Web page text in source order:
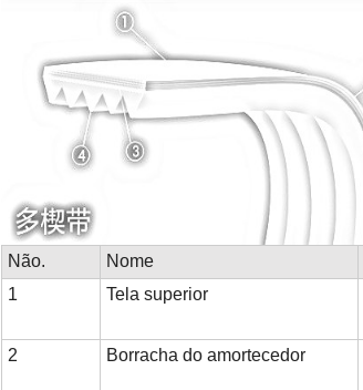
Não. Nome
1
Tela superior
2
Borracha do amortecedor